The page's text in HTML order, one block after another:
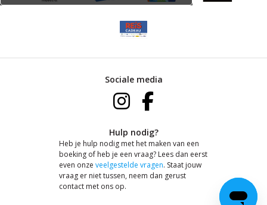
Sociale media
Hulp nodig?
Heb je hulp nodig met het maken van een
boeking of heb je een vraag? Lees dan eerst
even onze veelgestelde vragen. Staat jouw
vraag er niet tussen, neem dan gerust
contact met ons op.